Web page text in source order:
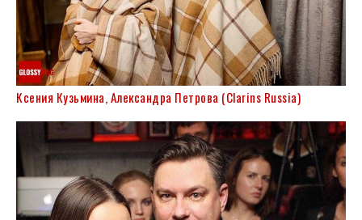
Ксения Кузьмина, Александра Петрова (Clarins Russia)